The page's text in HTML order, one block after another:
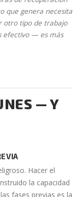
que genera necesita
otro tipo de trabajo
efectivo — es más
— Y
Hacer el
la capacidad
fases previas es la